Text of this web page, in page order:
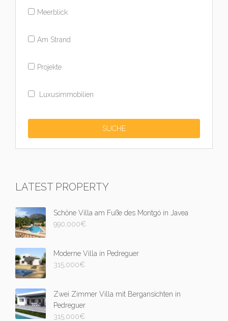
Meerblick
Am Strand
Projekte
Luxusimmobilien
LATEST PROPERTY
Schöne Villa am Fuße des Montgó in Javea
990,000€
Moderne Villa in Pedreguer
315,000€
Zwei Zimmer Villa mit Bergansichten in
Pedreguer
315,000€